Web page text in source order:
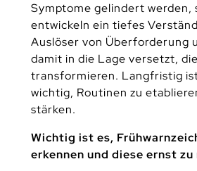
Symptome gelindert werden,
entwickeln ein tiefes
Auslöser von Überforderung
damit in die Lage versetzt,
transformieren. Langfristig
wichtig, Routinen zu
stärken.
Wichtig ist es,
erkennen und diese ernst zu